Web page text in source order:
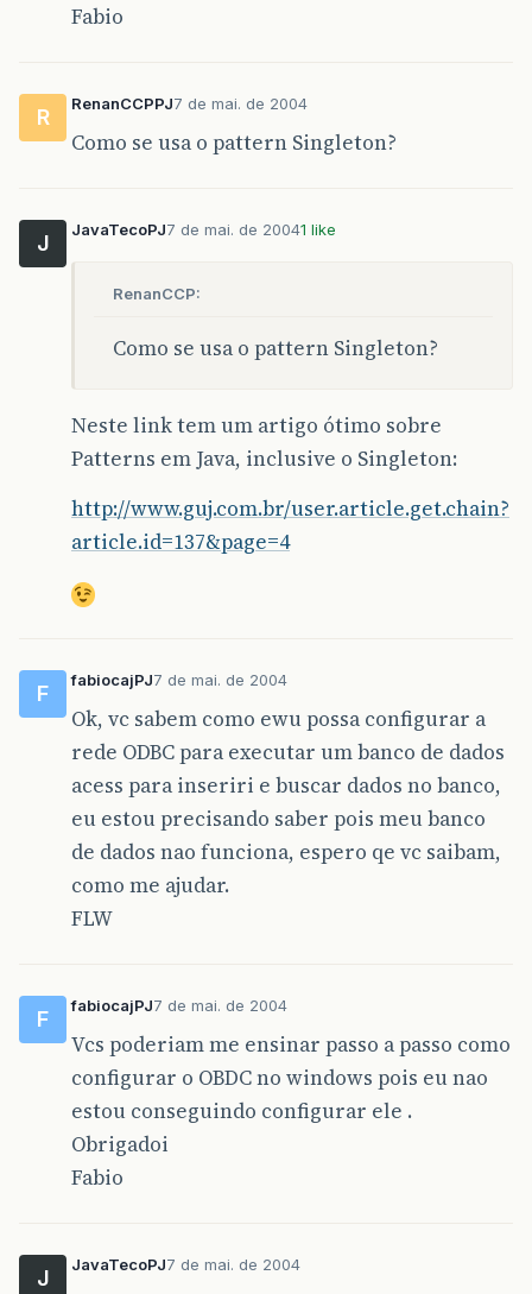
Fabio
R
RenanCCPPJ7 de mai. de 2004
Como se usa o pattern Singleton?
J
JavaTecoPJ7 de mai. de 20041 like
RenanCCP:
Como se usa o pattern Singleton?
Neste link tem um artigo ótimo sobre
Patterns em Java, inclusive o Singleton:
http://www.guj.com.br/user.article.get.chain?
article.id=137&page=4
F
fabiocajPJ7 de mai. de 2004
Ok, vc sabem como ewu possa configurar a
rede ODBC para executar um banco de dados
acess para inseriri e buscar dados no banco,
eu estou precisando saber pois meu banco
de dados nao funciona, espero qe vc saibam,
como me ajudar.
FLW
F
fabiocajPJ7 de mai. de 2004
Vcs poderiam me ensinar passo a passo como
configurar o OBDC no windows pois eu nao
estou conseguindo configurar ele .
Obrigadoi
Fabio
J
JavaTecoPJ7 de mai. de 2004